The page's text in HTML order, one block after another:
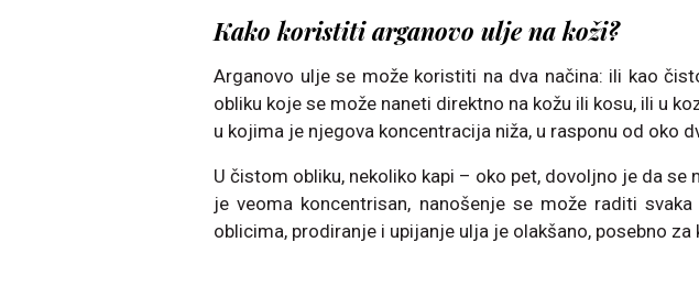
Kako koristiti arganovo ulje na koži?
Arganovo ulje se može koristiti na dva načina: ili kao
obliku koje se može naneti direktno na kožu ili kosu, ili u
u kojima je njegova koncentracija niža, u rasponu od oko
U čistom obliku, nekoliko kapi – oko pet, dovoljno je da se
je veoma koncentrisan, nanošenje se može raditi
oblicima, prodiranje i upijanje ulja je olakšano, posebno za